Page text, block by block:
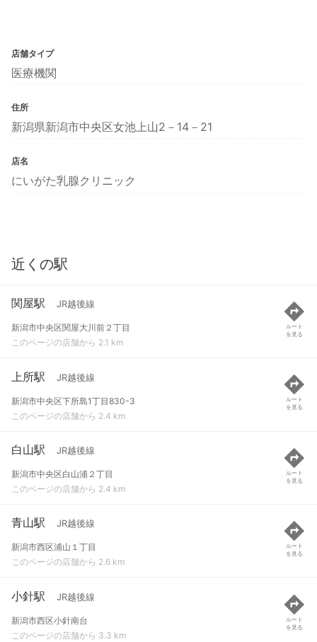
店舗タイプ
医療機関
住所
新潟県新潟市中央区女池上山2－14－21
店名
にいがた乳腺クリニック
近くの駅
関屋駅 JR越後線
新潟市中央区関屋大川前２丁目
このページの店舗から 2.1 km
ルート
を見る
上所駅 JR越後線
新潟市中央区下所島1丁目830-3
このページの店舗から 2.4 km
ルート
を見る
白山駅 JR越後線
新潟市中央区白山浦２丁目
このページの店舗から 2.4 km
ルート
を見る
青山駅 JR越後線
新潟市西区浦山１丁目
このページの店舗から 2.6 km
ルート
を見る
小針駅 JR越後線
新潟市西区小針南台
このページの店舗から 3.3 km
ルート
を見る